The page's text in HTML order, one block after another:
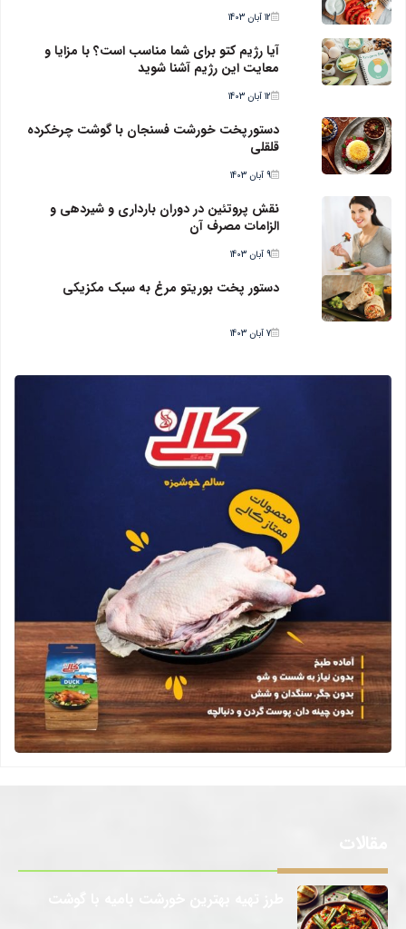
12 آبان 1403
آیا رژیم کتو برای شما مناسب است؟ با مزایا و
معایت این رژیم آشنا شوید
12 آبان 1403
دستورپخت خورشت فسنجان با گوشت چرخکرده
قلقلی
9 آبان 1403
نقش پروتئین در دوران بارداری و شیردهی و
الزامات مصرف آن
9 آبان 1403
دستور پخت بوریتو مرغ به سبک مکزیکی
7 آبان 1403